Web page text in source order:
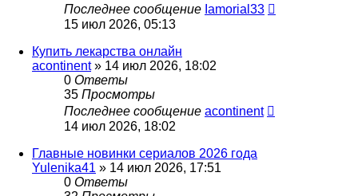
Последнее сообщение Iamorial33
15 июл 2026, 05:13
Купить лекарства онлайн
acontinent» 14 июл 2026, 18:02
0 Ответы
35 Просмотры
Последнее сообщение acontinent
14 июл 2026, 18:02
Главные новинки сериалов 2026 года
Yulenika41 » 14 июл 2026, 17:51
0 Ответы